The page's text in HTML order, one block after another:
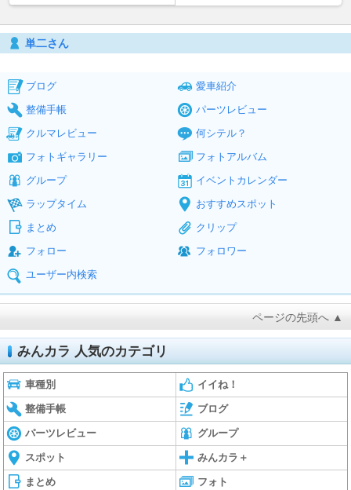
単二さん
ブログ
愛車紹介
整備手帳
パーツレビュー
クルマレビュー
何シテル？
フォトギャラリー
フォトアルバム
グループ
イベントカレンダー
ラップタイム
おすすめスポット
まとめ
クリップ
フォロー
フォロワー
ユーザー内検索
ページの先頭へ ▲
みんカラ 人気のカテゴリ
車種別 イイね！
整備手帳 ブログ
パーツレビュー グループ
スポット みんカラ＋
まとめ フォト